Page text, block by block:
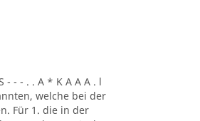
- - - . . A * K A A A . l
welche bei der
Für 1. die in der